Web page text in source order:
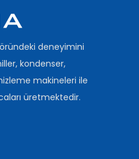
deneyimini
kondenser,
makineleri ile
üretmektedir.